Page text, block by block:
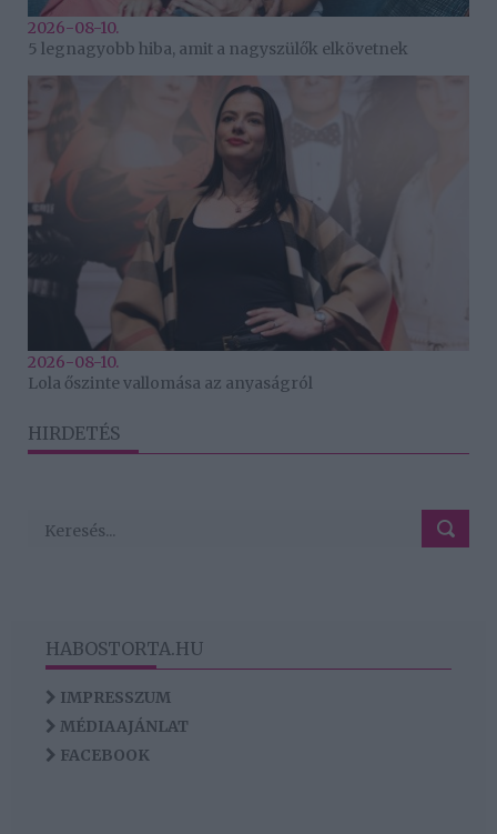
2026-08-10.
5 legnagyobb hiba, amit a nagyszülők elkövetnek
2026-08-10.
Lola őszinte vallomása az anyaságról
HIRDETÉS
HABOSTORTA.HU
IMPRESSZUM
MÉDIAAJÁNLAT
FACEBOOK